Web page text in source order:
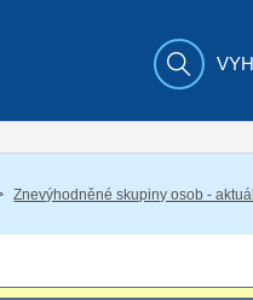
Znevýhodněné skupiny osob -